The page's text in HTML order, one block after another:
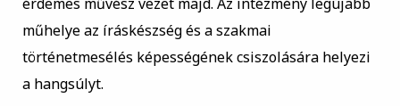
érdemes művész vezet majd. Az intézmény legújabb
műhelye az íráskészség és a szakmai
történetmesélés képességének csiszolására helyezi
a hangsúlyt.